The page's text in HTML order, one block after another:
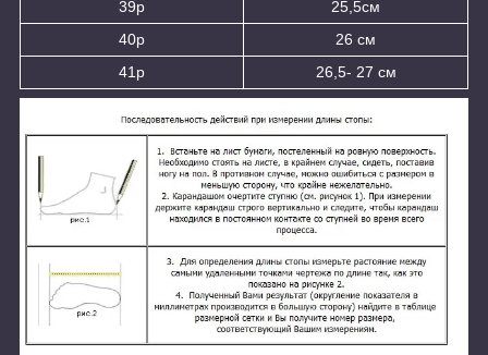
39р
25,5см
40р
26 см
41р
26,5- 27 см